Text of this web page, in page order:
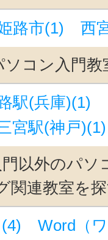
路市(1)
西
コン入門教
駅(兵庫)(1)
宮駅(神戸)(1)
以外のパソ
関連教室を
Word（